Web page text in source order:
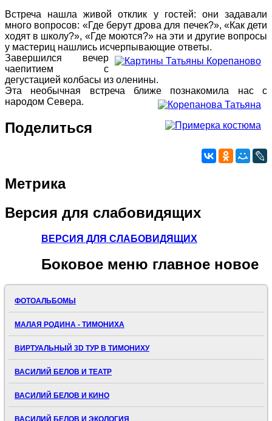
Встреча нашла живой отклик у гостей: они задавали
много вопросов: «Где берут дрова для печек?», «Как дети
ходят в школу?», «Где моются?» на эти и другие вопросы
у мастериц нашлись исчерпывающие ответы.
Завершился вечер
чаепитием с
дегустацией колбасы из оленины.
Эта необычная встреча ближе познакомила нас с
народом Севера.
Поделиться
Метрика
Версия для слабовидящих
ВЕРСИЯ ДЛЯ СЛАБОВИДЯЩИХ
Боковое меню главное новое
ФОТОАЛЬБОМЫ
МАЛАЯ РОДИНА - ТИМОНИХА
ВИРТУАЛЬНЫЙ 3D ТУР В ТИМОНИХУ
ВАСИЛИЙ БЕЛОВ И ТЕАТР
ВАСИЛИЙ БЕЛОВ И КИНО